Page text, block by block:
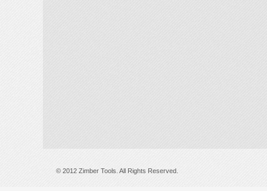
© 2012 Zimber Tools. All Rights Reserved.